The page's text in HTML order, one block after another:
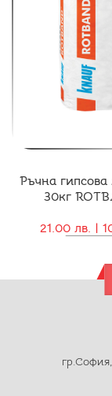
Ръчна
30кг
21.00 лв. |